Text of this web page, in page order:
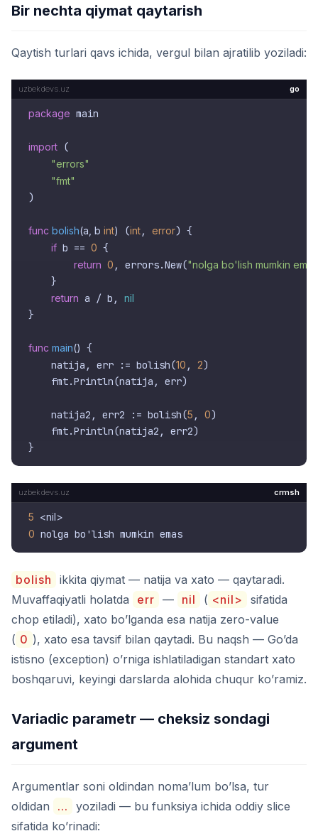
Bir nechta qiymat qaytarish
Qaytish turlari qavs ichida, vergul bilan ajratilib yoziladi:
go
package main
import (
"errors"
"fmt"
)
func bolish(a, b int) (int, error) {
if b == 0 {
return 0 , errors.New("nolga bo'lish mumkin
    }
return a / b, nil
}
func main() {
    natija, err := bolish(
10 , 2)
    fmt.Println(natija, err)
    natija2, err2 := bolish(
5 , 0)
    fmt.Println(natija2, err2)
crmsh
5 <nil>
0
bolish
ikkita qiymat — natija va xato — qaytaradi.
Muvaffaqiyatli holatda
err — nil ( <nil>
sifatida
chop etiladi), xato bo’lganda esa natija zero-value
( 0 ), xato esa tavsif bilan qaytadi. Bu naqsh — Go’da
istisno (exception) o’rniga ishlatiladigan standart xato
boshqaruvi, keyingi darslarda alohida chuqur ko’ramiz.
Variadic parametr — cheksiz sondagi
argument
Argumentlar soni oldindan noma’lum bo’lsa, tur
oldidan
...
yoziladi — bu funksiya ichida oddiy slice
sifatida ko’rinadi: